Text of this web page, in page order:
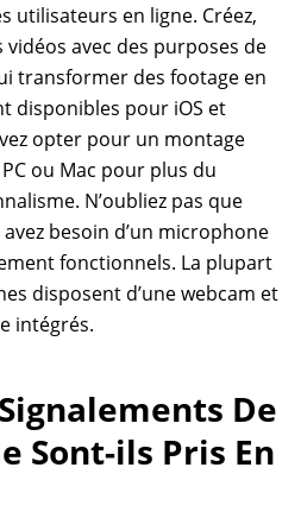
utilisateurs en ligne. Créez,
avec des purposes de
transformer des footage en
disponibles pour iOS et
opter pour un montage
ou Mac pour plus du
N’oubliez pas que
besoin d’un microphone
fonctionnels. La plupart
disposent d’une webcam et
intégrés.
De
Sont-ils Pris En